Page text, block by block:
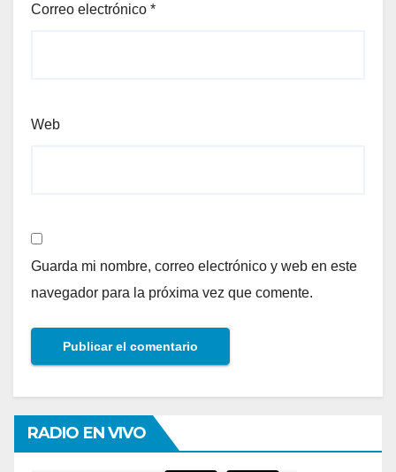
Correo electrónico *
Web
Guarda mi nombre, correo electrónico y web en este
navegador para la próxima vez que comente.
RADIO EN VIVO